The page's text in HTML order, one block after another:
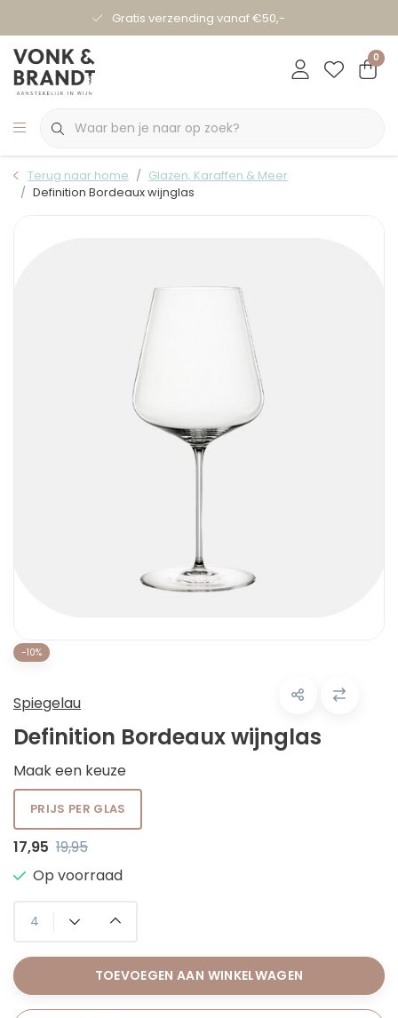
Gratis verzending vanaf €50,-
0
Terug naar home
Glazen, Karaffen & Meer
Definition Bordeaux wijnglas
-10%
Spiegelau
Definition Bordeaux wijnglas
Maak een keuze
PRIJS PER GLAS
17,95 19,95
Op voorraad
TOEVOEGEN AAN WINKELWAGEN